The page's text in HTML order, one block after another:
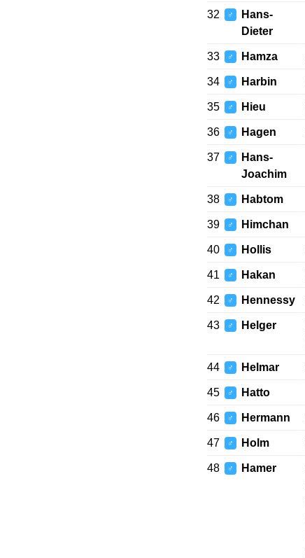
32 ♂
Hans-
Dieter
33 ♂ Hamza
34 ♂ Harbin
35 ♂ Hieu
36 ♂ Hagen
37 ♂
Hans-
Joachim
38 ♂ Habtom
39 ♂ Himchan
40 ♂ Hollis
41 ♂ Hakan
42 ♂ Hennessy
43 ♂ Helger
44 ♂ Helmar
45 ♂ Hatto
46 ♂ Hermann
47 ♂ Holm
48 ♂ Hamer